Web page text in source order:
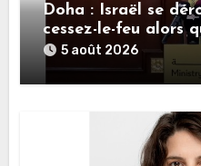
Doha : Israël se
cessez-le-feu alors
ses engagements
5 août 2026